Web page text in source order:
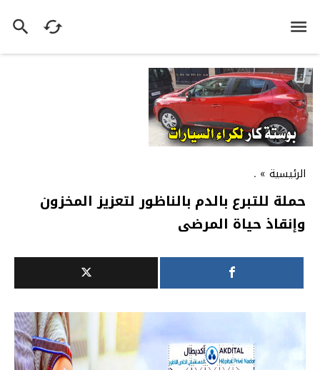
الرئيسية »
.
حملة للتبرع بالدم بالناظور لتعزيز المخزون
وإنقاذ حياة المرضى